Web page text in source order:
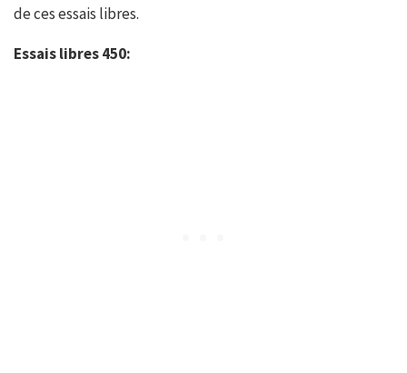
de ces essais libres.
Essais libres 450: